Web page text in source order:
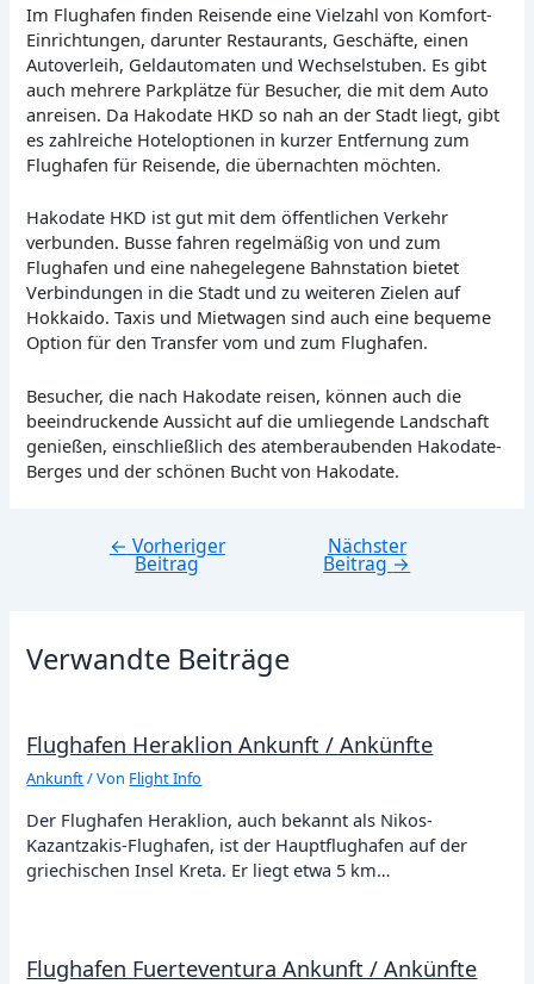
Im Flughafen finden Reisende eine Vielzahl von Komfort-
Einrichtungen, darunter Restaurants, Geschäfte, einen
Autoverleih, Geldautomaten und Wechselstuben. Es gibt
auch mehrere Parkplätze für Besucher, die mit dem Auto
anreisen. Da Hakodate HKD so nah an der Stadt liegt, gibt
es zahlreiche Hoteloptionen in kurzer Entfernung zum
Flughafen für Reisende, die übernachten möchten.
Hakodate HKD ist gut mit dem öffentlichen Verkehr
verbunden. Busse fahren regelmäßig von und zum
Flughafen und eine nahegelegene Bahnstation bietet
Verbindungen in die Stadt und zu weiteren Zielen auf
Hokkaido. Taxis und Mietwagen sind auch eine bequeme
Option für den Transfer vom und zum Flughafen.
Besucher, die nach Hakodate reisen, können auch die
beeindruckende Aussicht auf die umliegende Landschaft
genießen, einschließlich des atemberaubenden Hakodate-
Berges und der schönen Bucht von Hakodate.
Beitragsnavigation
← Vorheriger
Beitrag
Nächster
Beitrag→
Verwandte Beiträge
Flughafen Heraklion Ankunft / Ankünfte
Ankunft/ Von Flight Info
Der Flughafen Heraklion, auch bekannt als Nikos-
Kazantzakis-Flughafen, ist der Hauptflughafen auf der
griechischen Insel Kreta. Er liegt etwa 5 km…
Flughafen Fuerteventura Ankunft / Ankünfte